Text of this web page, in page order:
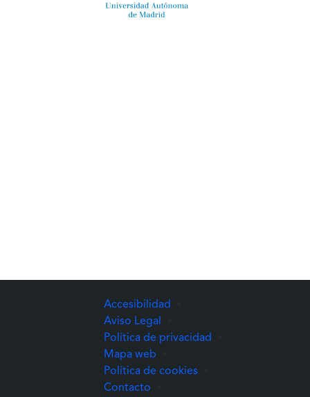
Accesibilidad
Aviso Legal
Política de privacidad
Mapa web
Política de cookies
Contacto